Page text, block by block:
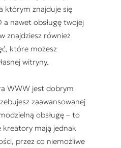
którym znajduje się
nawet obsługę twojej
znajdziesz również
które możesz
witryny.
WWW jest dobrym
zaawansowanej
obsługę – to
kreatory mają jednak
przez co niemożliwe